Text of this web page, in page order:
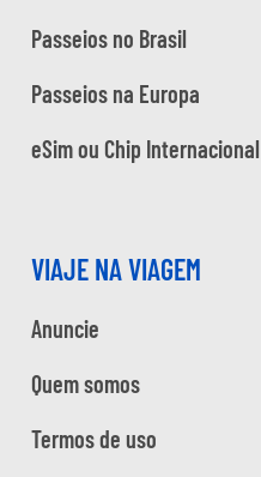
Passeios no Brasil
Passeios na Europa
eSim ou Chip Internacional
VIAJE NA VIAGEM
Anuncie
Quem somos
Termos de uso